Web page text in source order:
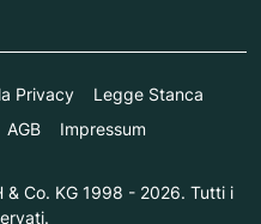
Privacy
Legge Stanca
AGB Impressum
Co. KG 1998 - 2026. Tutti i